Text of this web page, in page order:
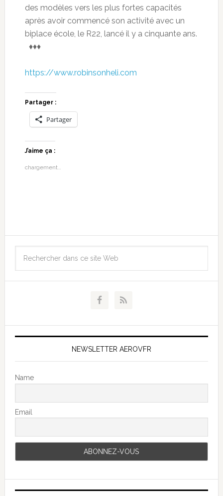
des modèles vers les plus fortes capacités
après avoir commencé son activité avec un
biplace école, le R22, lancé il y a cinquante ans.
♦♦♦
https://www.robinsonheli.com
Partager :
Partager
J’aime ça :
chargement…
NEWSLETTER AEROVFR
Name
Email